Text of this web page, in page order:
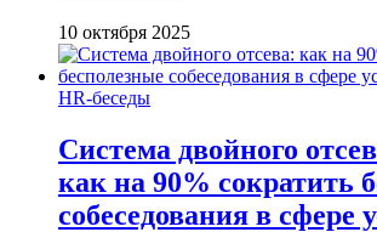
10 октября 2025
HR-беседы
Система двойного
как на 90% сократить
собеседования в сфере